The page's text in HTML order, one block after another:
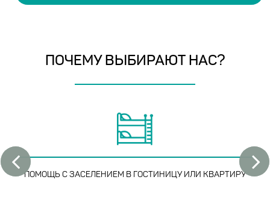
ПОЧЕМУ ВЫБИРАЮТ НАС?
ПОМОЩЬ С ЗАСЕЛЕНИЕМ В ГОСТИНИЦУ ИЛИ КВАРТИРУ